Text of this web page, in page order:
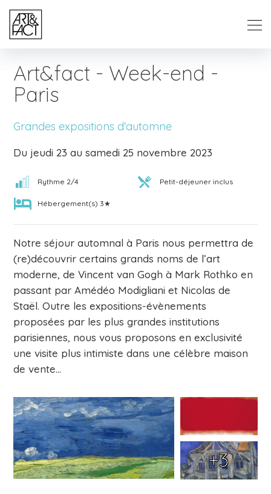
Art&fact - Week-end -
Paris
Grandes expositions d'automne
Du jeudi 23 au samedi 25 novembre 2023
Rythme 2/4 Petit-déjeuner inclus
Hébergement(s) 3★
Notre séjour automnal à Paris nous permettra de
(re)découvrir certains grands noms de l’art
moderne, de Vincent van Gogh à Mark Rothko en
passant par Amédéo Modigliani et Nicolas de
Staël. Outre les expositions-évènements
proposées par les plus grandes institutions
parisiennes, nous vous proposons en exclusivité
une visite plus intimiste dans une célèbre maison
de vente…
+3